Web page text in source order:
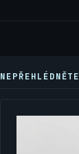
NEPŘEHLÉDNĚTE